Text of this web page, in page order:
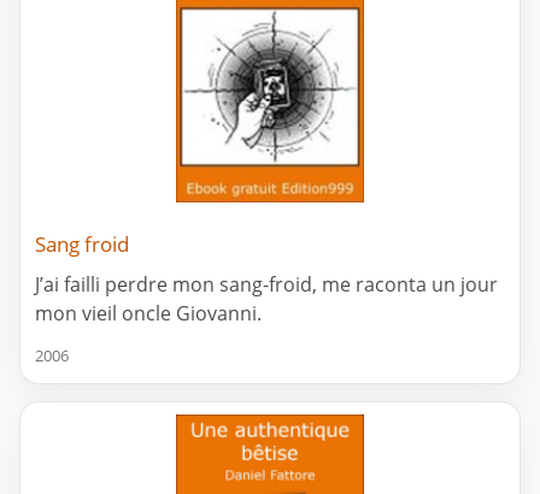
Sang froid
J’ai failli perdre mon sang-froid, me raconta un jour
mon vieil oncle Giovanni.
2006